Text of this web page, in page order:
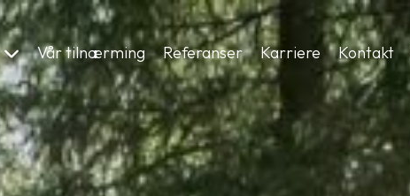
Vår tilnærming Referanser Karriere Kontakt